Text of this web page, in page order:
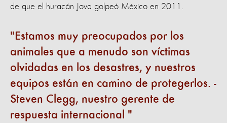
de que el huracán Jova golpeó México en 2011.
Estamos muy preocupados por los
animales que a menudo son víctimas
olvidadas en los desastres, y nuestros
equipos están en camino de protegerlos. -
Steven Clegg, nuestro gerente de
respuesta internacional